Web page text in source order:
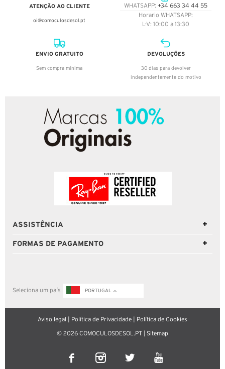
ATENÇÃO AO CLIENTE
oi@comoculosdesol.pt
WHATSAPP: +34 663 34 44 55
Horario WHATSAPP:
L-V: 10:00 a 13:30
ENVIO GRATUITO
Sem compra mínima
DEVOLUÇÕES
30 dias para devolver
independentemente do motivo
ASSISTÊNCIA
FORMAS DE PAGAMENTO
Seleciona um país PORTUGAL
Aviso legal Política de Privacidade Política de Cookies
© 2026 COMOCULOSDESOL.PT | Sitemap